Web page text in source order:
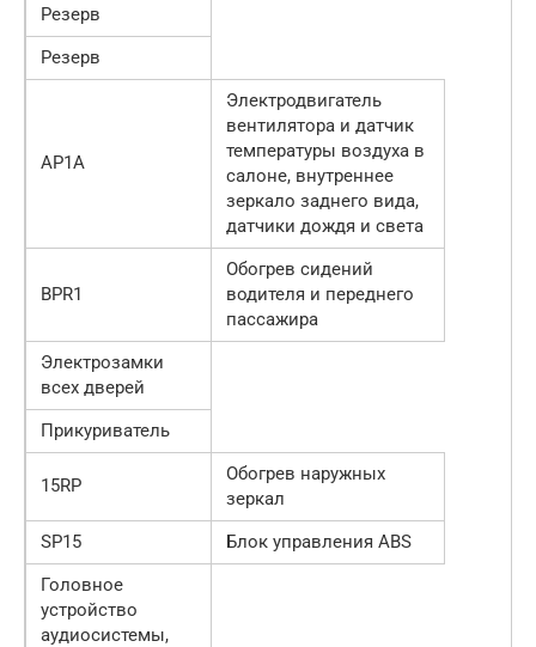
Резерв
Резерв
АР1А
Электродвигатель
вентилятора и датчик
температуры воздуха в
салоне, внутреннее
зеркало заднего вида,
датчики дождя и света
BPR1
Обогрев сидений
водителя и переднего
пассажира
Электрозамки
всех дверей
Прикуриватель
15RP
Обогрев наружных
зеркал
SP15
Блок управления ABS
Головное
устройство
аудиосистемы,